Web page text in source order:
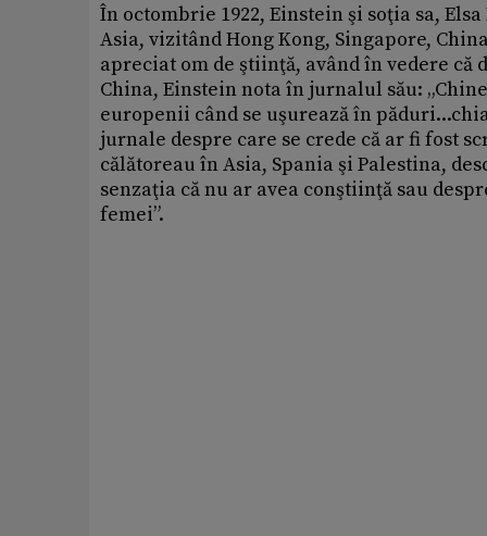
În octombrie 1922, Einstein şi soţia sa,
Asia, vizitând Hong Kong, Singapore,
apreciat om de ştiinţă, având în vedere
China, Einstein nota în jurnalul său:
europenii când se uşurează în
jurnale despre care se crede că ar fi fost
călătoreau în Asia, Spania şi Palestina,
senzaţia că nu ar avea conştiinţă sau
femei”.